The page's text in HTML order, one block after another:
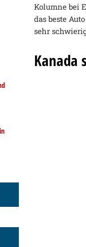
Kolumne bei
das beste
sehr
Kanada